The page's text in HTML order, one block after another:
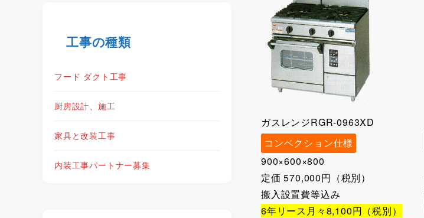
ガスレンジRGR-0963XD
コンベクション仕様
900×600×800
定価 570,000円（税別）
搬入設置費等込み
6年リース月々8,100円（税別）
工事の種類
フード ダクト工事
厨房設計、施工
家具と改装工事
内装工事パートナー募集